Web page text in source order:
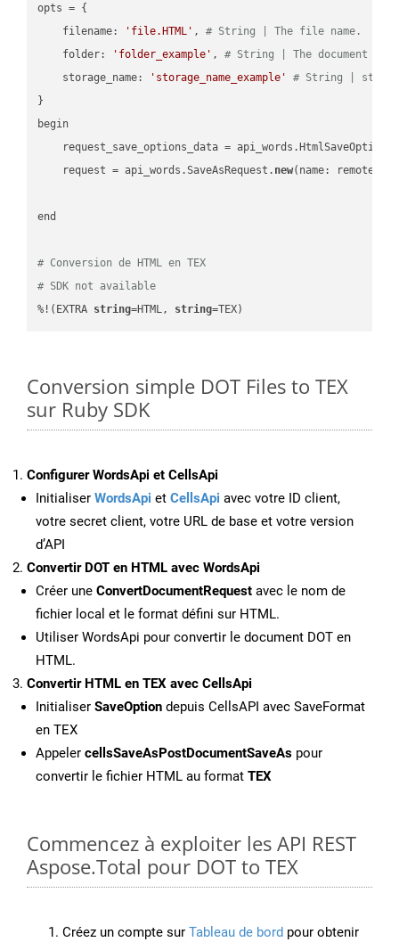
opts = {
    filename:
'file.HTML' , # String | The file name.
    folder:
'folder_example' , # String | The document
    storage_name:
'storage_name_example'
# String |
}
begin
request_save_options_data =
    request = api_words.SaveAsRequest.
new(name:
end
# Conversion de HTML en TEX
# SDK not available
%!(EXTRA string=HTML, string=TEX)
Conversion simple DOT Files to TEX
sur Ruby SDK
Configurer WordsApi et CellsApi
Initialiser WordsApi et CellsApi avec votre ID client,
votre secret client, votre URL de base et votre version
d’API
Convertir DOT en HTML avec WordsApi
Créer une ConvertDocumentRequest avec le nom de
fichier local et le format défini sur HTML.
Utiliser WordsApi pour convertir le document DOT en
HTML.
Convertir HTML en TEX avec CellsApi
Initialiser SaveOption depuis CellsAPI avec SaveFormat
en TEX
Appeler cellsSaveAsPostDocumentSaveAs pour
convertir le fichier HTML au format TEX
Commencez à exploiter les API REST
Aspose.Total pour DOT to TEX
Créez un compte sur Tableau de bord pour obtenir